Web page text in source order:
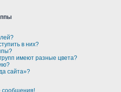
в них?
имеют разные цвета?
сайта»?
сообщения!